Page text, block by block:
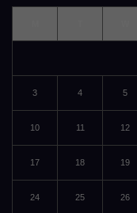
3 4 5
10 11 12
17 18 19
24 25 26